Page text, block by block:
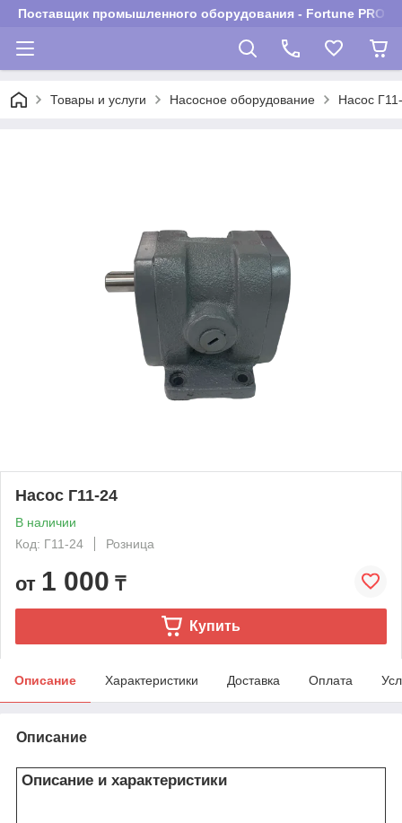
Поставщик промышленного оборудования - Fortune PROM
Товары и услуги Насосное оборудование Насос
Насос Г11-24
В наличии
Код: Г11-24
Розница
от 1 000 ₸
Купить
Описание Характеристики Доставка Оплата
Описание
Описание и характеристики